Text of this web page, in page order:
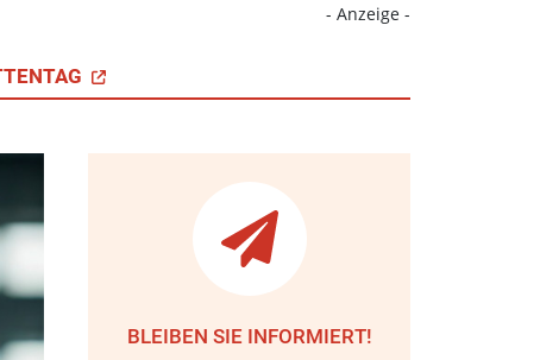
- Anzeige -
BLEIBEN SIE INFORMIERT!